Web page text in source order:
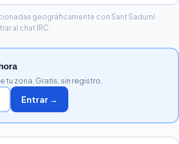
geográficamente con Sant Sadurní
al chat IRC.
tu zona. Gratis, sin registro.
Entrar →